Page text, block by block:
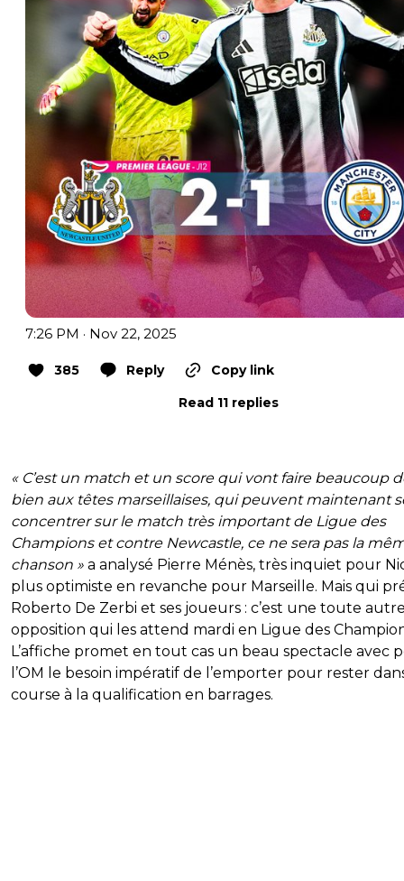
7:26 PM · Nov 22, 2025
385 Reply
Copy link
Read 11 replies
« C’est un match et un score qui vont faire beaucoup
bien aux têtes marseillaises, qui peuvent maintenant
concentrer sur le match très important de Ligue des
Champions et contre Newcastle, ce ne sera pas la
chanson » a analysé Pierre Ménès, très inquiet pour
plus optimiste en revanche pour Marseille. Mais qui
Roberto De Zerbi et ses joueurs : c’est une toute
opposition qui les attend mardi en Ligue des
L’affiche promet en tout cas un beau spectacle avec
l’OM le besoin impératif de l’emporter pour rester
course à la qualification en barrages.